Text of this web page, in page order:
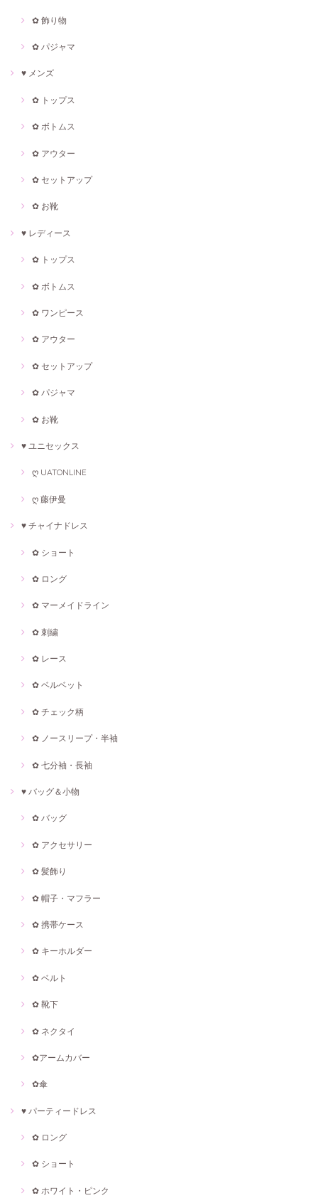
✿ 飾り物
✿ パジャマ
♥ メンズ
✿ トップス
✿ ボトムス
✿ アウター
✿ セットアップ
✿ お靴
♥ レディース
✿ トップス
✿ ボトムス
✿ ワンピース
✿ アウター
✿ セットアップ
✿ パジャマ
✿ お靴
♥ ユニセックス
ღ UATONLINE
ღ 藤伊曼
♥ チャイナドレス
✿ ショート
✿ ロング
✿ マーメイドライン
✿ 刺繍
✿ レース
✿ ベルベット
✿ チェック柄
✿ ノースリープ・半袖
✿ 七分袖・長袖
♥ バッグ＆小物
✿ バッグ
✿ アクセサリー
✿ 髪飾り
✿ 帽子・マフラー
✿ 携帯ケース
✿ キーホルダー
✿ ベルト
✿ 靴下
✿ ネクタイ
✿アームカバー
✿傘
♥ パーティードレス
✿ ロング
✿ ショート
✿ ホワイト・ピンク